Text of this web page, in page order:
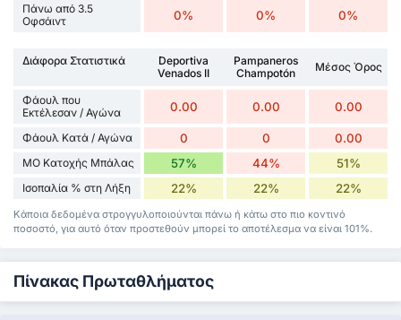
Πάνω από 3.5
Οφσάιντ
0% 0% 0%
Διάφορα Στατιστικά
Deportiva
Venados II
Pampaneros
Champotón
Μέσος Όρος
Φάουλ που
Εκτέλεσαν / Αγώνα
0.00 0.00 0.00
Φάουλ Κατά / Αγώνα 0 0 0.00
ΜΟ Κατοχής Μπάλας 57% 44% 51%
Ισοπαλία % στη Λήξη 22% 22% 22%
Κάποια δεδομένα στρογγυλοποιούνται πάνω ή κάτω στο πιο κοντινό
ποσοστό, για αυτό όταν προστεθούν μπορεί το αποτέλεσμα να είναι 101%.
Πίνακας Πρωταθλήματος